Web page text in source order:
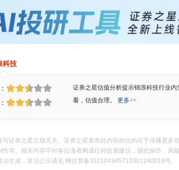
科技
证券之星估值分析提示锦浪科技行业
看，估值合理。 更多>>
与证券之星立场无关。证券之星发布此内容的目的在于传播更
性等。相关内容不对各位读者构成任何投资建议，据此操作，
法生成，算法公示请见 网信算备310104345710301240019号。